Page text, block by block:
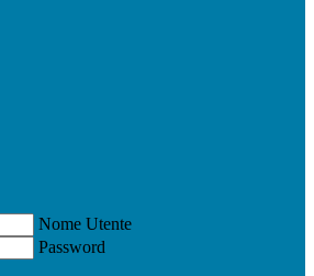
Nome Utente
Password